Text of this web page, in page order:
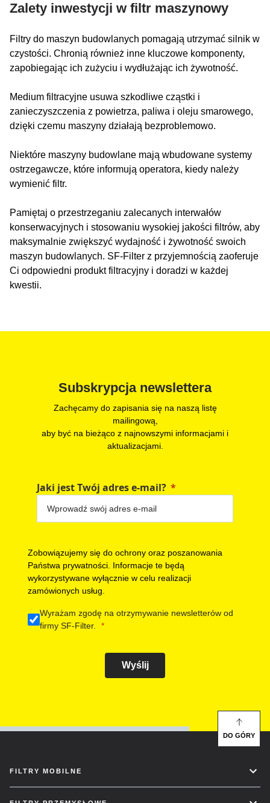
Zalety inwestycji w filtr maszynowy
Filtry do maszyn budowlanych pomagają utrzymać silnik w
czystości. Chronią również inne kluczowe komponenty,
zapobiegając ich zużyciu i wydłużając ich żywotność.
Medium filtracyjne usuwa szkodliwe cząstki i
zanieczyszczenia z powietrza, paliwa i oleju smarowego,
dzięki czemu maszyny działają bezproblemowo.
Niektóre maszyny budowlane mają wbudowane systemy
ostrzegawcze, które informują operatora, kiedy należy
wymienić filtr.
Pamiętaj o przestrzeganiu zalecanych interwałów
konserwacyjnych i stosowaniu wysokiej jakości filtrów, aby
maksymalnie zwiększyć wydajność i żywotność swoich
maszyn budowlanych. SF-Filter z przyjemnością zaoferuje
Ci odpowiedni produkt filtracyjny i doradzi w każdej
kwestii.
Subskrypcja newslettera
Zachęcamy do zapisania się na naszą listę
mailingową,
aby być na bieżąco z najnowszymi informacjami i
aktualizacjami.
Jaki jest Twój adres e-mail?
Zobowiązujemy się do ochrony oraz poszanowania
Państwa prywatności. Informacje te będą
wykorzystywane wyłącznie w celu realizacji
zamówionych usług.
Wyrażam zgodę na otrzymywanie newsletterów od
firmy SF-Filter.
Wyślij
FILTRY MOBILNE
DO GÓRY